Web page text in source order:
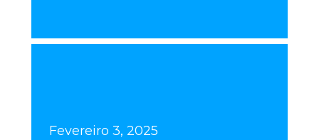
Fevereiro 3, 2025